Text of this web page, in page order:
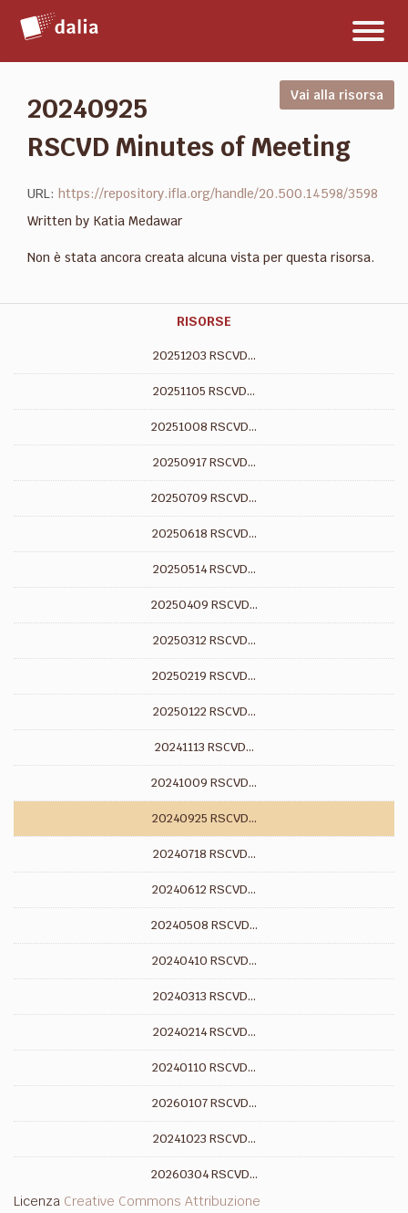
contenuto
Vai alla risorsa
20240925
RSCVD Minutes of Meeting
URL: https://repository.ifla.org/handle/20.500.14598/3598
Written by Katia Medawar
Non è stata ancora creata alcuna vista per questa risorsa.
RISORSE
20251203 RSCVD...
20251105 RSCVD...
20251008 RSCVD...
20250917 RSCVD...
20250709 RSCVD...
20250618 RSCVD...
20250514 RSCVD...
20250409 RSCVD...
20250312 RSCVD...
20250219 RSCVD...
20250122 RSCVD...
20241113 RSCVD...
20241009 RSCVD...
20240925 RSCVD...
20240718 RSCVD...
20240612 RSCVD...
20240508 RSCVD...
20240410 RSCVD...
20240313 RSCVD...
20240214 RSCVD...
20240110 RSCVD...
20260107 RSCVD...
20241023 RSCVD...
20260304 RSCVD...
Licenza Creative Commons Attribuzione